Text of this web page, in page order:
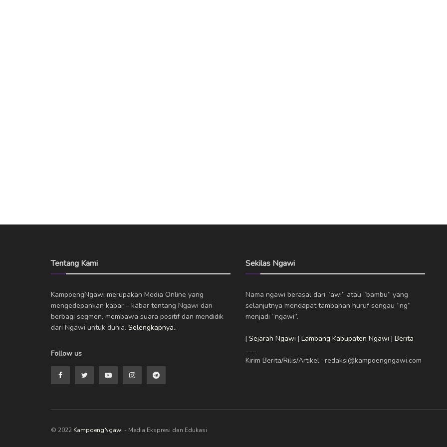
Tentang Kami
KampoengNgawi merupakan Media Online yang
mengedepankan kabar – kabar tentang Ngawi dari
berbagi segmen, membawa suara positif dan mendidik
dari Ngawi untuk dunia. Selengkapnya..
Follow us
Sekilas Ngawi
Nama ngawi berasal dari “awi” atau “bambu” yang
selanjutnya mendapat tambahan huruf sengau “ng”
menjadi “ngawi”.
| Sejarah Ngawi | Lambang Kabupaten Ngawi | Berita
___
Kirim Berita/Rilis/Artikel : redaksi@kampoengngawi.com
© 2022 KampoengNgawi - Media Ekspresi dan Edukasi